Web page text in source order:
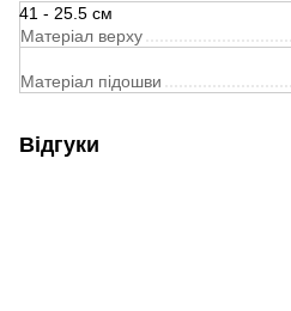
41 - 25.5 см
Матеріал верху
Матеріал підошви
Відгуки